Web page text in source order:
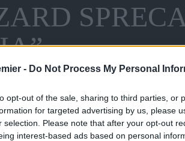
- Do Not Process My Personal
opt-out of the sale, sharing to third parties, or
for targeted advertising by us, please
selection. Please note that after your opt-out
interest-based ads based on personal